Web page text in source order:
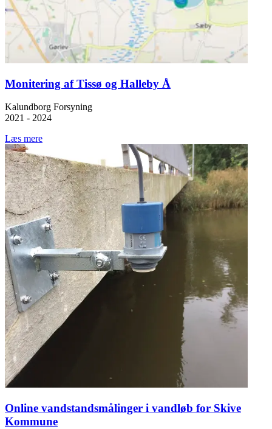
Monitering af Tissø og Halleby Å
Kalundborg Forsyning
2021 - 2024
Læs mere
Online vandstandsmålinger i vandløb for Skive
Kommune